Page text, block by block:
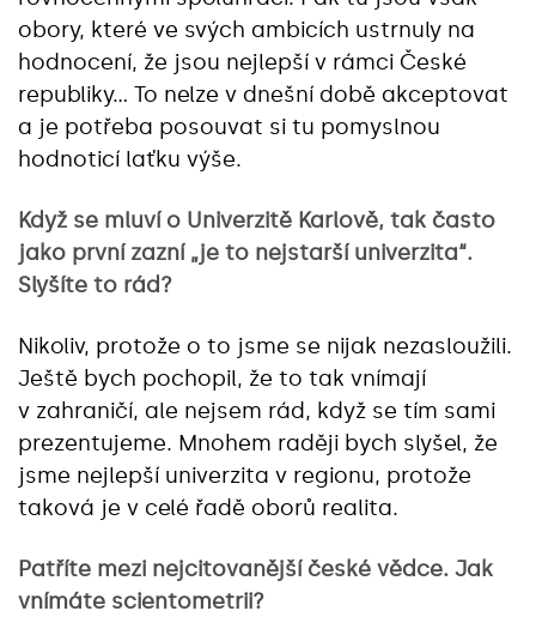
obory, které ve svých ambicích ustrnuly na
hodnocení, že jsou nejlepší v rámci České
republiky… To nelze v dnešní době akceptovat
a je potřeba posouvat si tu pomyslnou
hodnoticí laťku výše.
Když se mluví o Univerzitě Karlově, tak často
jako první zazní „je to nejstarší univerzita“.
Slyšíte to rád?
Nikoliv, protože o to jsme se nijak nezasloužili.
Ještě bych pochopil, že to tak vnímají
v zahraničí, ale nejsem rád, když se tím sami
prezentujeme. Mnohem raději bych slyšel, že
jsme nejlepší univerzita v regionu, protože
taková je v celé řadě oborů realita.
Patříte mezi nejcitovanější české vědce. Jak
vnímáte scientometrii?